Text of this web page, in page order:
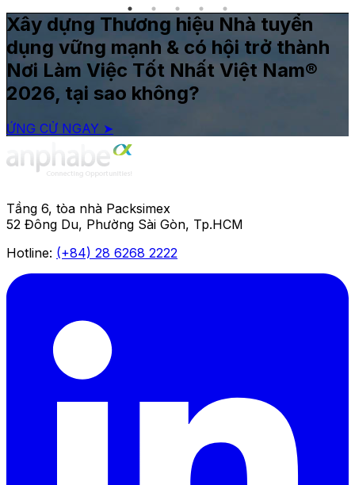
Xây dựng Thương hiệu Nhà tuyển
dụng vững mạnh & có hội trở thành
Nơi Làm Việc Tốt Nhất Việt Nam®
2026, tại sao không?
ỨNG CỬ NGAY ➤
Tầng 6, tòa nhà Packsimex
52 Đông Du, Phường Sài Gòn, Tp.HCM
Hotline: (+84) 28 6268 2222